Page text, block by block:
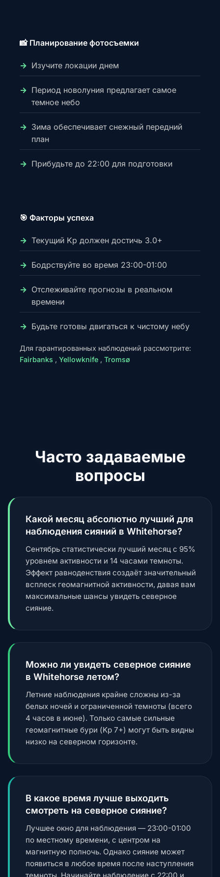
📸 Планирование фотосъемки
Изучите локации днем
Период новолуния предлагает самое
темное небо
Зима обеспечивает снежный передний
план
Прибудьте до 22:00 для подготовки
🎯 Факторы успеха
Текущий Kp должен достичь 3.0+
Бодрствуйте во время 23:00-01:00
Отслеживайте прогнозы в реальном
времени
Будьте готовы двигаться к чистому небу
Для гарантированных наблюдений рассмотрите:
Fairbanks , Yellowknife , Tromsø
Часто задаваемые
вопросы
Какой месяц абсолютно лучший для
наблюдения сияний в Whitehorse?
Сентябрь статистически лучший месяц с 95%
уровнем активности и 14 часами темноты.
Эффект равноденствия создаёт значительный
всплеск геомагнитной активности, давая вам
максимальные шансы увидеть северное
сияние.
Можно ли увидеть северное сияние
в Whitehorse летом?
Летние наблюдения крайне сложны из-за
белых ночей и ограниченной темноты (всего
4 часов в июне). Только самые сильные
геомагнитные бури (Kp 7+) могут быть видны
низко на северном горизонте.
В какое время лучше выходить
смотреть на северное сияние?
Лучшее окно для наблюдения — 23:00-01:00
по местному времени, с центром на
магнитную полночь. Однако сияние может
появиться в любое время после наступления